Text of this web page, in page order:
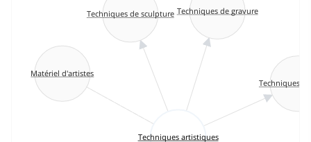
Techniques de sculpture Techniques de gravure
Techniques artistiques
Matériel d'artistes
Techniques